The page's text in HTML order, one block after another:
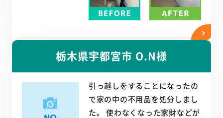
栃木県宇都宮市 O.N様
引っ越しをすることになったの
で家の中の不用品を処分しまし
た。 使わなくなった家財などが